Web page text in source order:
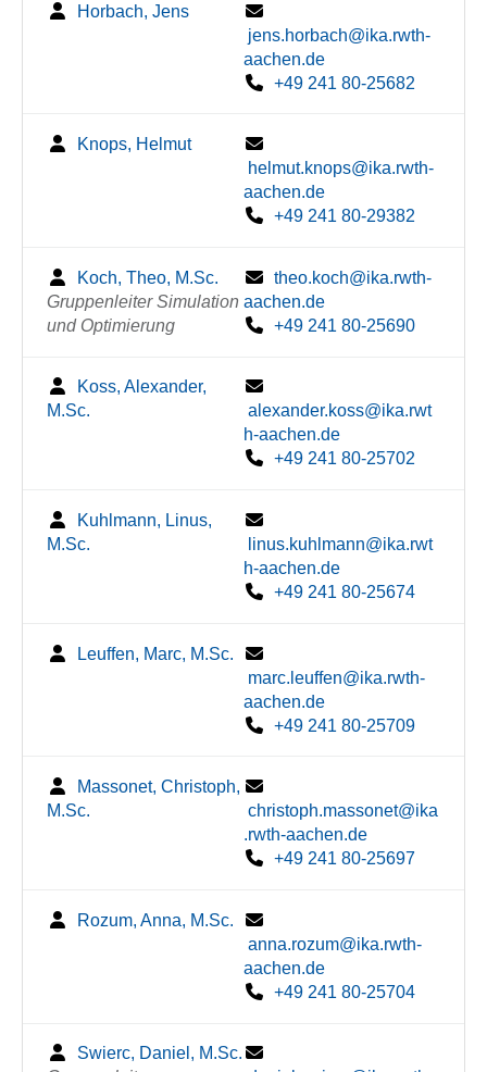
Horbach, Jens
jens.horbach@ika.rwth-
aachen.de
+49 241 80-25682
Knops, Helmut
helmut.knops@ika.rwth-
aachen.de
+49 241 80-29382
Koch, Theo, M.Sc.
Gruppenleiter Simulation
und Optimierung
theo.koch@ika.rwth-
aachen.de
+49 241 80-25690
Koss, Alexander,
M.Sc.
alexander.koss@ika.rwt
h-aachen.de
+49 241 80-25702
Kuhlmann, Linus,
M.Sc.
linus.kuhlmann@ika.rwt
h-aachen.de
+49 241 80-25674
Leuffen, Marc, M.Sc.
marc.leuffen@ika.rwth-
aachen.de
+49 241 80-25709
Massonet, Christoph,
M.Sc.
christoph.massonet@ika
.rwth-aachen.de
+49 241 80-25697
Rozum, Anna, M.Sc.
anna.rozum@ika.rwth-
aachen.de
+49 241 80-25704
Swierc, Daniel, M.Sc.